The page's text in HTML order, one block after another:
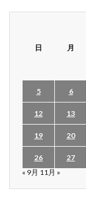
日 月
5 6
12 13
19 20
26 27
« 9月 11月 »